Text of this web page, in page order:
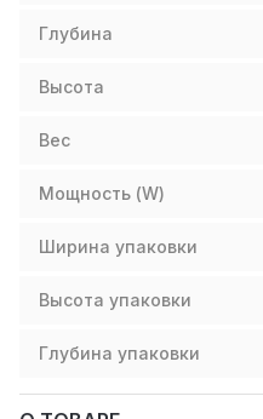
Глубина
Высота
Вес
Мощность (W)
Ширина упаковки
Высота упаковки
Глубина упаковки